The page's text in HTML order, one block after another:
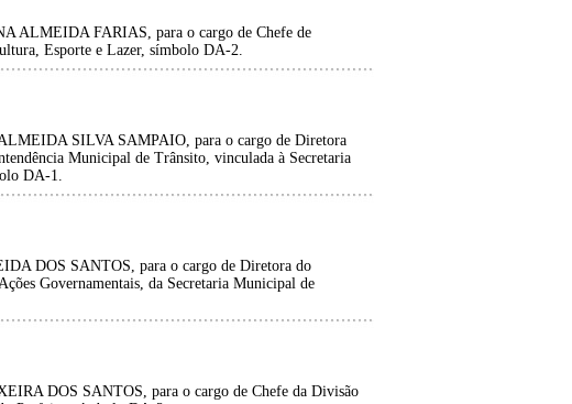
ALMEIDA FARIAS, para o cargo de Chefe de
Esporte e Lazer, símbolo DA-2.
SILVA SAMPAIO, para o cargo de Diretora
Municipal de Trânsito, vinculada à Secretaria
DA-1.
DOS SANTOS, para o cargo de Diretora do
Governamentais, da Secretaria Municipal de
DOS SANTOS, para o cargo de Chefe da Divisão